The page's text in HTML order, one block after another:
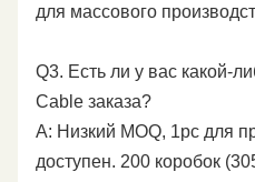
для массового
Q3. Есть ли у вас какой-
Cable заказа?
A: Низкий MOQ, 1pc для
доступен. 200 коробок